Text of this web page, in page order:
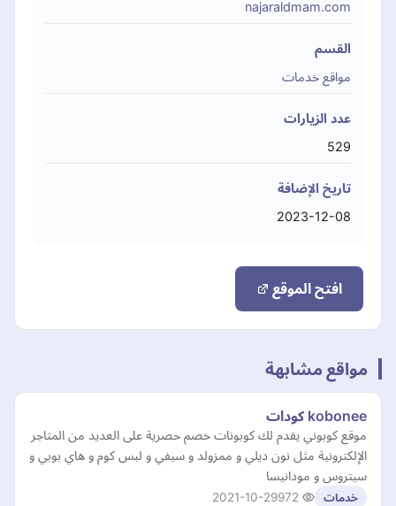
najaraldmam.com
القسم
مواقع خدمات
عدد الزيارات
529
تاريخ الإضافة
2023-12-08
افتح الموقع
مواقع مشابهة
kobonee كودات
موقع كوبوني يقدم لك كوبونات خصم حصرية على العديد من المتاجر
الإلكترونية مثل نون ديلي و ممزولد و سيفي و لبس كوم و هاي بوبي و
سيتروس و مودانيسا
خدمات 2021-10-29